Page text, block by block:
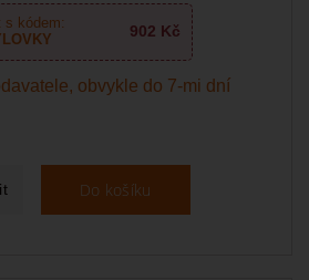
s kódem:
902 Kč
obvykle do 7-mi dní
Do košíku